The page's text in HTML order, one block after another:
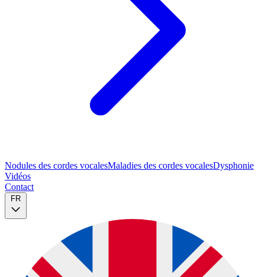
Nodules des cordes vocalesMaladies des cordes vocalesDysphonie
Vidéos
Contact